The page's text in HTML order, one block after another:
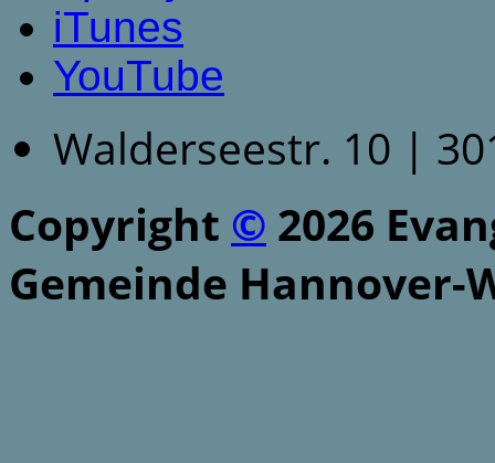
iTunes
YouTube
Walderseestr. 10 |
Copyright © 2026
Gemeinde Hannover-